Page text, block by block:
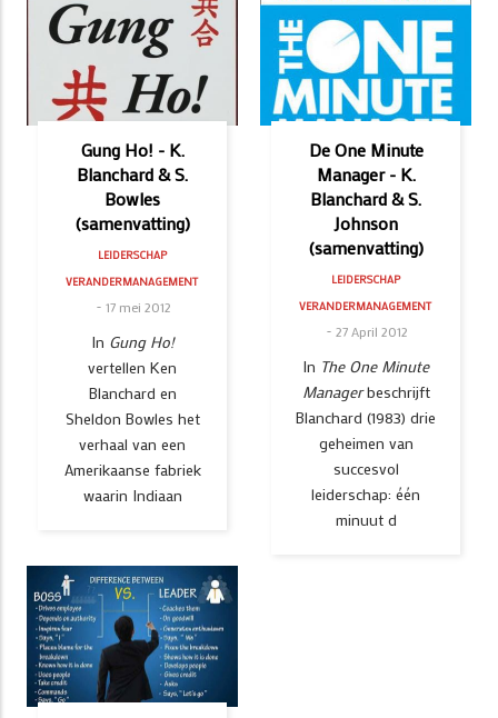
Gung Ho! - K.
Blanchard & S.
Bowles
(samenvatting)
LEIDERSCHAP
VERANDERMANAGEMENT
17 mei 2012
In Gung Ho!
vertellen Ken
Blanchard en
Sheldon Bowles het
verhaal van een
Amerikaanse fabriek
waarin Indiaan
De One Minute
Manager - K.
Blanchard & S.
Johnson
(samenvatting)
LEIDERSCHAP
VERANDERMANAGEMENT
27 April 2012
In The One Minute
Managerbeschrijft
Blanchard (1983) drie
geheimen van
succesvol
leiderschap: één
minuut d